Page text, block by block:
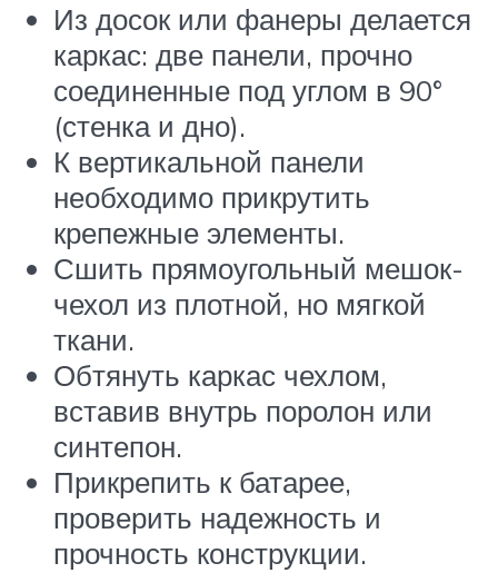
Из досок или фанеры делается
каркас: две панели, прочно
соединенные под углом в 90°
(стенка и дно).
К вертикальной панели
необходимо прикрутить
крепежные элементы.
Сшить прямоугольный мешок-
чехол из плотной, но мягкой
ткани.
Обтянуть каркас чехлом,
вставив внутрь поролон или
синтепон.
Прикрепить к батарее,
проверить надежность и
прочность конструкции.